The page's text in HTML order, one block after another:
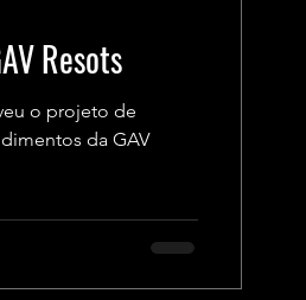
Resots
o projeto de
da GAV